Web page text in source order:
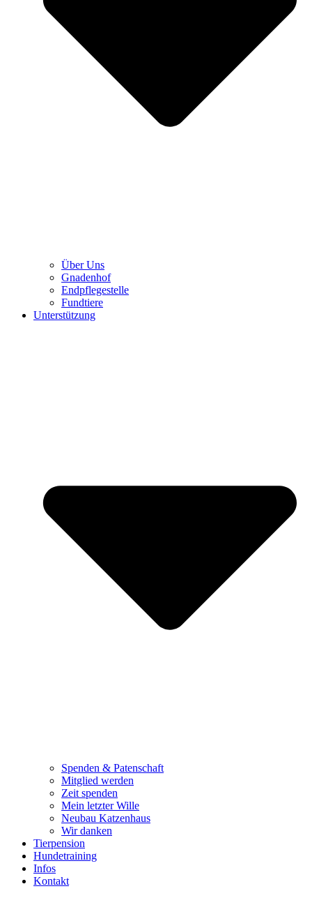
Über Uns
Gnadenhof
Endpflegestelle
Fundtiere
Unterstützung
Spenden & Patenschaft
Mitglied werden
Zeit spenden
Mein letzter Wille
Neubau Katzenhaus
Wir danken
Tierpension
Hundetraining
Infos
Kontakt